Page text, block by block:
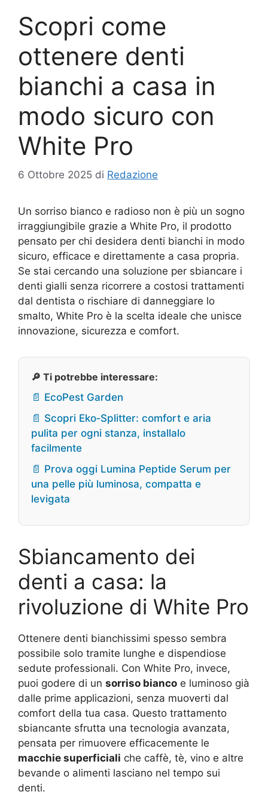
Scopri come
ottenere denti
bianchi a casa in
modo sicuro con
White Pro
6 Ottobre 2025 di Redazione
Un sorriso bianco e radioso non è più un sogno
irraggiungibile grazie a White Pro, il prodotto
pensato per chi desidera denti bianchi in modo
sicuro, efficace e direttamente a casa propria.
Se stai cercando una soluzione per sbiancare i
denti gialli senza ricorrere a costosi trattamenti
dal dentista o rischiare di danneggiare lo
smalto, White Pro è la scelta ideale che unisce
innovazione, sicurezza e comfort.
🔎 Ti potrebbe interessare:
📄 EcoPest Garden
📄 Scopri Eko‑Splitter: comfort e aria
pulita per ogni stanza, installalo
facilmente
📄 Prova oggi Lumina Peptide Serum per
una pelle più luminosa, compatta e
levigata
Sbiancamento dei
denti a casa: la
rivoluzione di White Pro
Ottenere denti bianchissimi spesso sembra
possibile solo tramite lunghe e dispendiose
sedute professionali. Con White Pro, invece,
puoi godere di un sorriso bianco e luminoso già
dalle prime applicazioni, senza muoverti dal
comfort della tua casa. Questo trattamento
sbiancante sfrutta una tecnologia avanzata,
pensata per rimuovere efficacemente le
macchie superficiali che caffè, tè, vino e altre
bevande o alimenti lasciano nel tempo sui
denti.